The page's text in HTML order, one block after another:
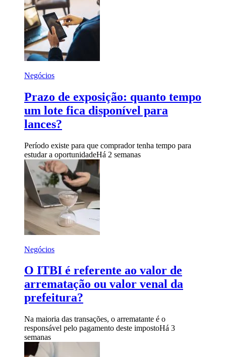
Negócios
Prazo de exposição: quanto tempo
um lote fica disponível para
lances?
Período existe para que comprador tenha tempo para
estudar a oportunidadeHá 2 semanas
Negócios
O ITBI é referente ao valor de
arrematação ou valor venal da
prefeitura?
Na maioria das transações, o arrematante é o
responsável pelo pagamento deste impostoHá 3
semanas